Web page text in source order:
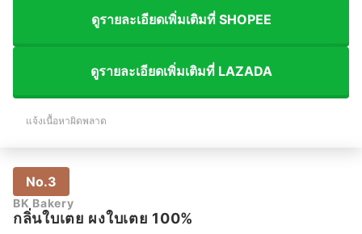
ดูรายละเอียดเพิ่มเติมที่ SHOPEE
ดูรายละเอียดเพิ่มเติมที่ LAZADA
แจ้งเนื้อหาผิดพลาด
No.3
BK Bakery
กลิ่นใบเตย ผงใบเตย 100%